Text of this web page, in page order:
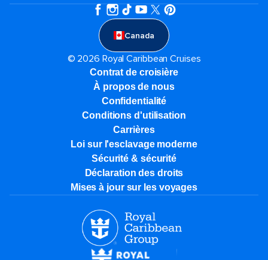
Canada
© 2026 Royal Caribbean Cruises
Contrat de croisière
À propos de nous
Confidentialité
Conditions d'utilisation
Carrières
Loi sur l'esclavage moderne
Sécurité & sécurité
Déclaration des droits
Mises à jour sur les voyages